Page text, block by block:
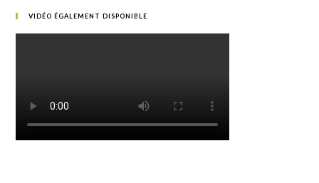
VIDÉO ÉGALEMENT DISPONIBLE